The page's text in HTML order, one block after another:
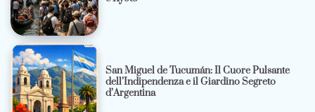
San Miguel de Tucumán: Il Cuore Pulsante
dell’Indipendenza e il Giardino Segreto
d’Argentina